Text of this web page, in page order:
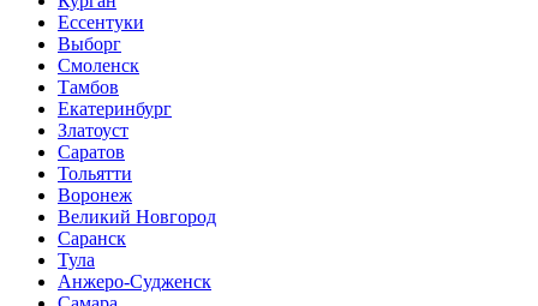
Ессентуки
Выборг
Смоленск
Тамбов
Екатеринбург
Златоуст
Саратов
Тольятти
Воронеж
Великий Новгород
Саранск
Тула
Анжеро-Судженск